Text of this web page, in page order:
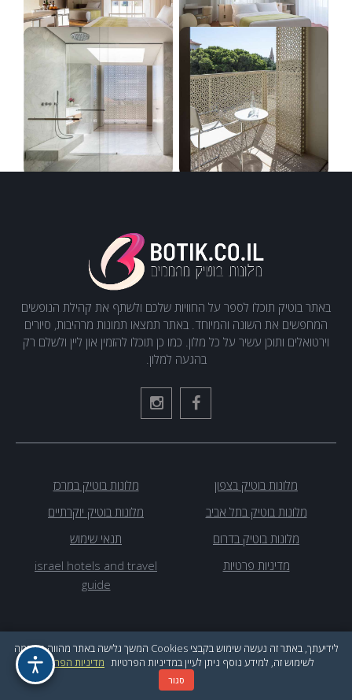
באתר בוטיק תוכלו לספר על החוויות שלכם ולשתף את קהילת הנופשים
המחפשים את השונה והמיוחד. באתר תמצאו תמונות מרהיבות, סיורים
וירטואלים ותוכן עשיר על כל מלון. כמו כן תוכלו להזמין און ליין ולשלם רק
בהגעה למלון.
מלונות בוטיק בצפון
מלונות בוטיק במרכז
מלונות בוטיק בתל אביב
מלונות בוטיק יוקרתיים
מלונות בוטיק בדרום
תנאי שימוש
מדיניות פרטיות
israel hotels and travel
guide
בייטק תקשורת בע"מ
לידיעתך, באתר זה נעשה שימוש בקבצי Cookies המשך גלישה באתר מהווה הסכמה
לשימוש זה, למידע נוסף ניתן לעיין במדיניות הפרטיות מדיניות הפרטיות
סגור